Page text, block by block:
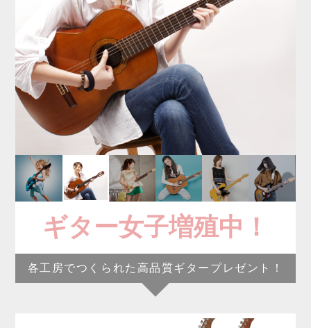
ギター女子増殖中！
各工房でつくられた高品質ギタープレゼント！